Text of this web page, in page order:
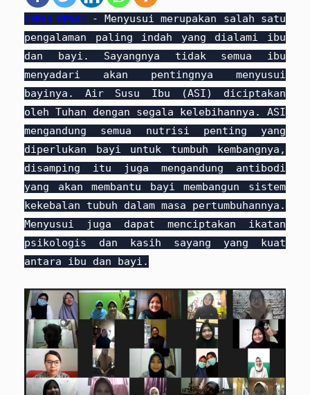
FIKES UPNVJ
- Menyusui merupakan salah satu
pengalaman paling indah yang dialami ibu
dan bayi. Sayangnya tidak semua ibu
menyadari akan pentingnya menyusui
bayinya. Air Susu Ibu (ASI) diciptakan
oleh Tuhan dengan segala kelebihannya. ASI
mengandung semua nutrisi penting yang
diperlukan bayi untuk tumbuh kembangnya,
disamping itu juga mengandung antibodi
yang akan membantu bayi membangun sistem
kekebalan tubuh dalam masa pertumbuhannya.
Menyusui juga dapat menciptakan ikatan
psikologis dan kasih sayang yang kuat
antara ibu dan bayi.